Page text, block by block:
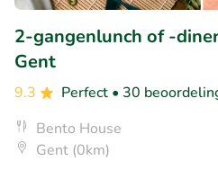
2-gangenlunch of -
Gent
9.3 Perfect • 30
Bento House
Gent (0km)